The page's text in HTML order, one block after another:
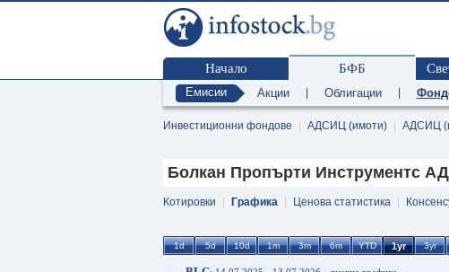
Начало БФБ
Емисии Акции Облигации
Инвестиционни фондове АДСИЦ (имоти) АДСИЦ
Болкан Пропърти Инструментс
Котировки Графика Ценова статистика